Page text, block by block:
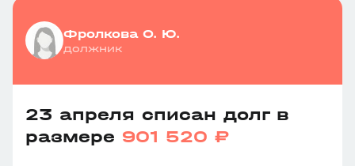
Фролкова О. Ю.
должник
23 апреля списан долг в
размере 901 520 ₽